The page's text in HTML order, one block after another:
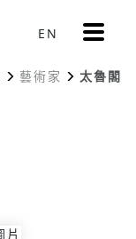
EN 更
多
單
藝術家 太魯閣